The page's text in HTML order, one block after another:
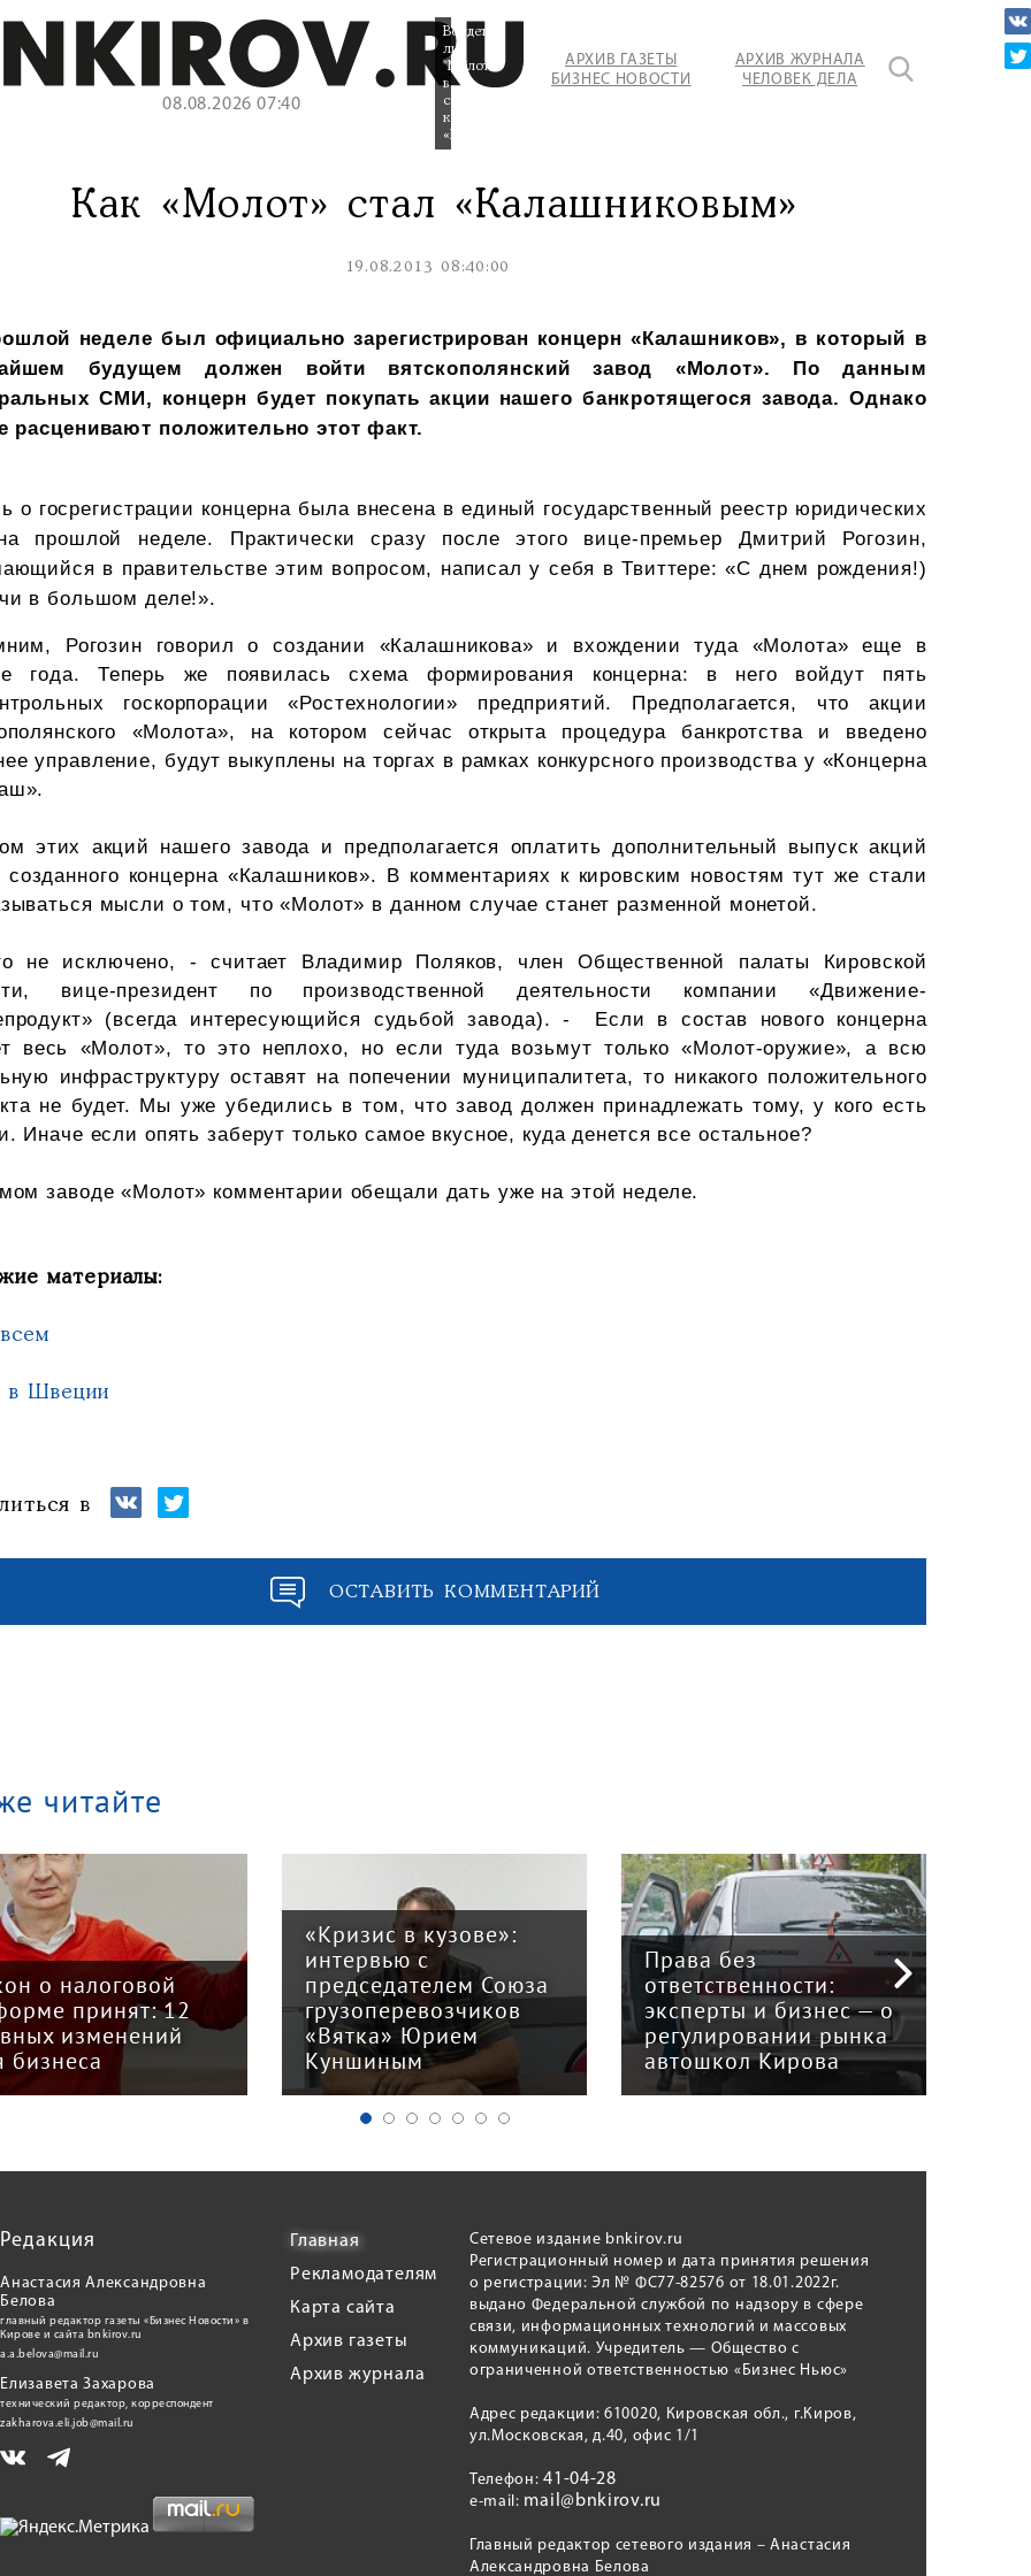
08.08.2026 07:40
АРХИВ ГАЗЕТЫ
БИЗНЕС НОВОСТИ
АРХИВ ЖУРНАЛА
ЧЕЛОВЕК ДЕЛА
Войдет
ли
"Молот"
в
состав
концерна
«Калашников»?
Как «Молот» стал «Калашниковым»
19.08.2013 08:40:00
неделе был официально зарегистрирован концерн «Калашников», в который в
будущем должен войти вятскополянский завод «Молот». По данным
СМИ, концерн будет покупать акции нашего банкротящегося завода. Однако
расценивают положительно этот факт.
о госрегистрации концерна была внесена в единый государственный реестр юридических
прошлой неделе. Практически сразу после этого вице-премьер Дмитрий Рогозин,
в правительстве этим вопросом, написал у себя в Твиттере: «С днем рождения!)
в большом деле!».
Рогозин говорил о создании «Калашникова» и вхождении туда «Молота» еще в
года. Теперь же появилась схема формирования концерна: в него войдут пять
госкорпорации «Ростехнологии» предприятий. Предполагается, что акции
«Молота», на котором сейчас открыта процедура банкротства и введено
управление, будут выкуплены на торгах в рамках конкурсного производства у «Концерна
этих акций нашего завода и предполагается оплатить дополнительный выпуск акций
созданного концерна «Калашников». В комментариях к кировским новостям тут же стали
мысли о том, что «Молот» в данном случае станет разменной монетой.
не исключено, - считает Владимир Поляков, член Общественной палаты Кировской
вице-президент по производственной деятельности компании «Движение-
(всегда интересующийся судьбой завода). - Если в состав нового концерна
весь «Молот», то это неплохо, но если туда возьмут только «Молот-оружие», а всю
инфраструктуру оставят на попечении муниципалитета, то никакого положительного
не будет. Мы уже убедились в том, что завод должен принадлежать тому, у кого есть
Иначе если опять заберут только самое вкусное, куда денется все остальное?
заводе «Молот» комментарии обещали дать уже на этой неделе.
материалы:
в Швеции
в
ОСТАВИТЬ КОММЕНТАРИЙ
читайте
о налоговой
принят: 12
изменений
бизнеса
«Кризис в кузове»:
интервью с
председателем Союза
грузоперевозчиков
«Вятка» Юрием
Куншиным
Права без
ответственности:
эксперты и бизнес — о
регулировании рынка
автошкол Кирова
Редакция
Анастасия Александровна
Белова
главный редактор газеты «Бизнес Новости» в
Кирове и сайта bnkirov.ru
a.a.belova@mail.ru
Елизавета Захарова
технический редактор, корреспондент
zakharova.eli.job@mail.ru
Главная
Рекламодателям
Карта сайта
Архив газеты
Архив журнала
Сетевое издание bnkirov.ru
Регистрационный номер и дата принятия решения
о регистрации: Эл № ФС77-82576 от 18.01.2022г.
выдано Федеральной службой по надзору в сфере
связи, информационных технологий и массовых
коммуникаций. Учредитель — Общество с
ограниченной ответственностью «Бизнес Ньюс»
Адрес редакции: 610020, Кировская обл., г.Киров,
ул.Московская, д.40, офис 1/1
Телефон:41-04-28
e-mail: mail@bnkirov.ru
Главный редактор сетевого издания – Анастасия
Александровна Белова